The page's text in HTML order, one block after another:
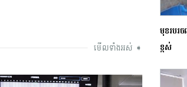
មើលទាំងអស់ ➧
មុខរបរ
ខ្ពស់